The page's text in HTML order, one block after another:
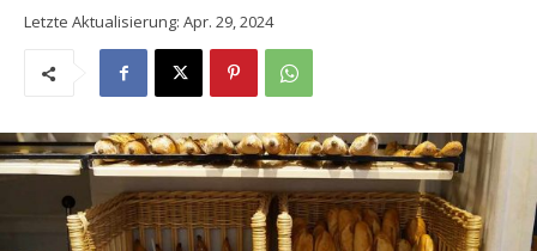
Letzte Aktualisierung: Apr. 29, 2024